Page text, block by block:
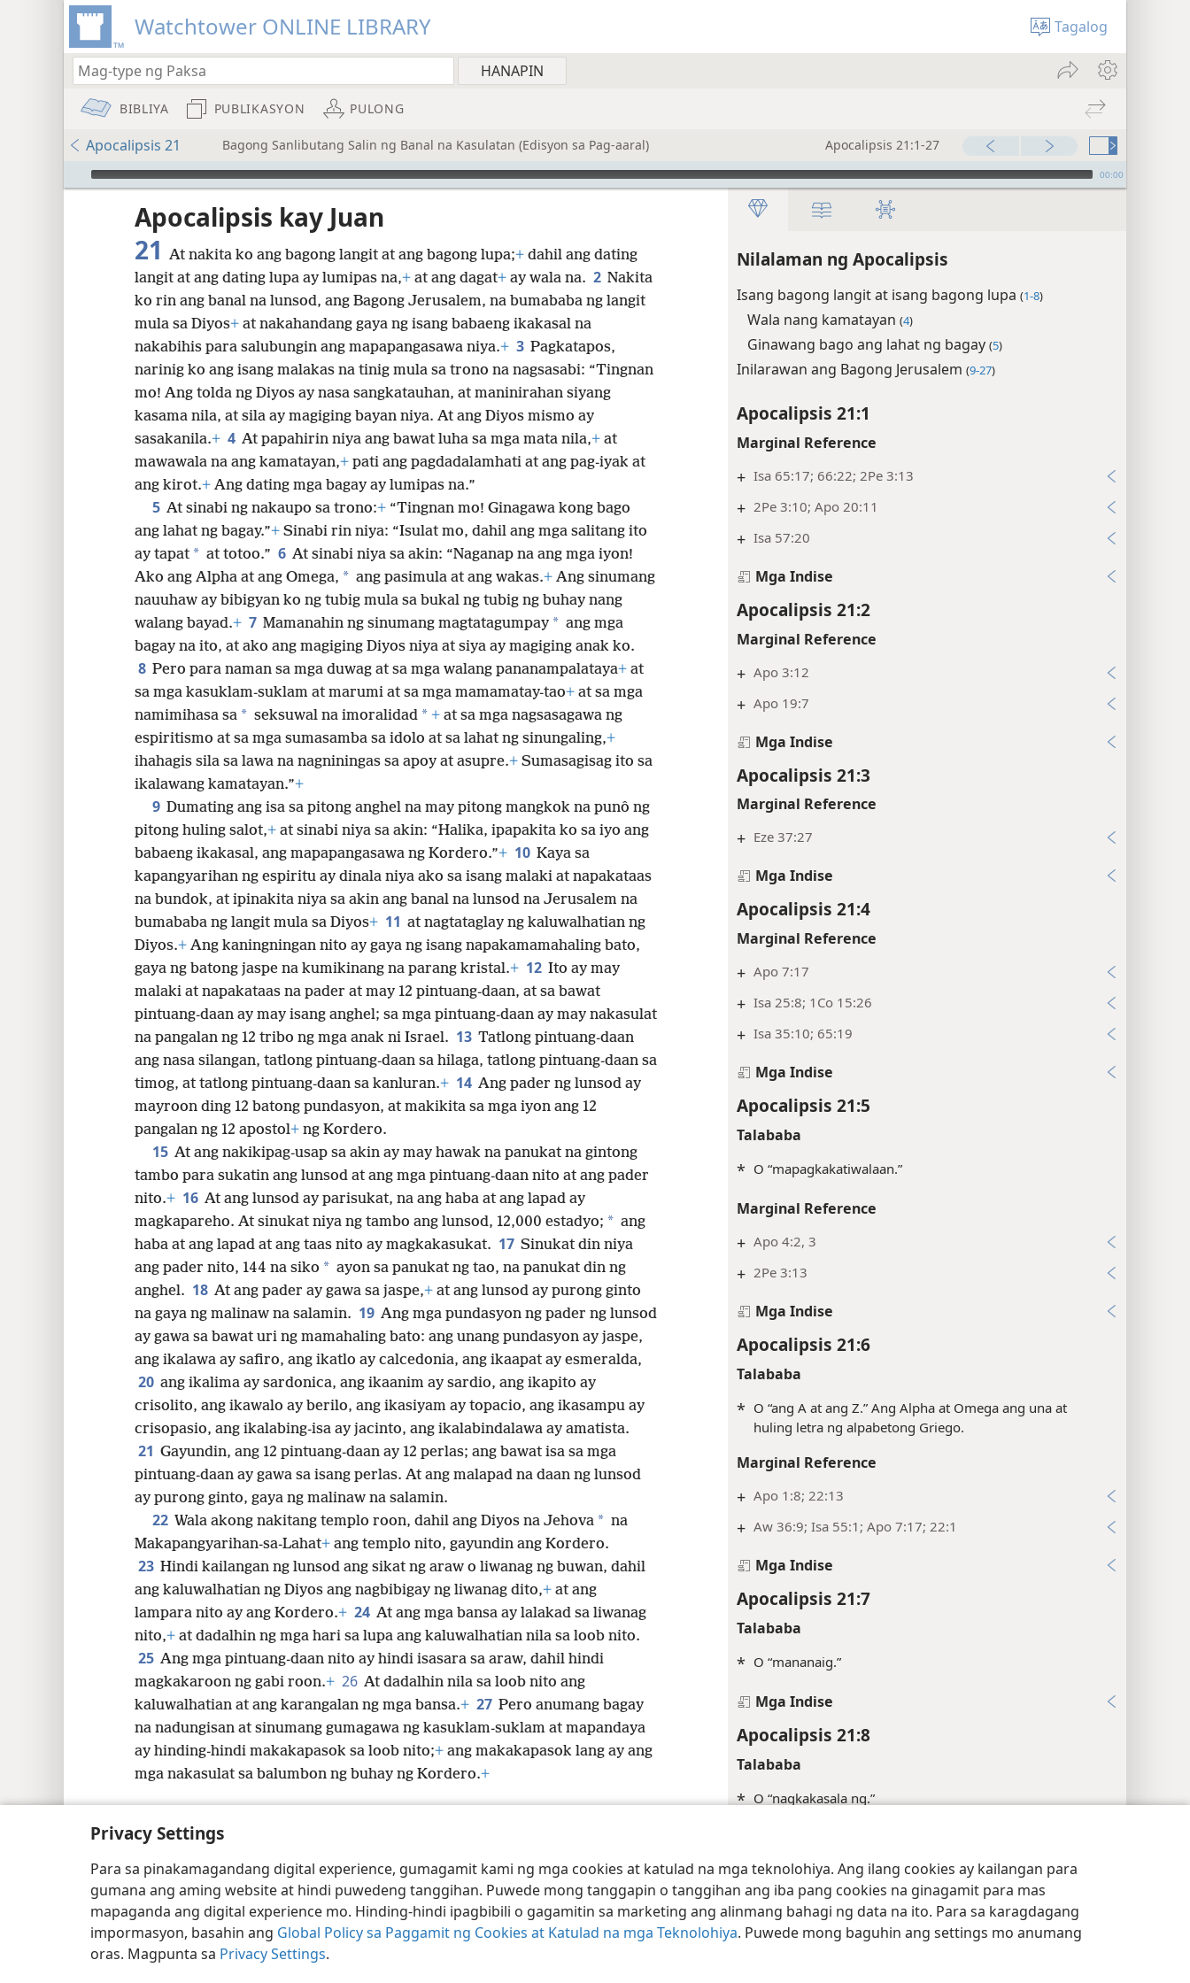
Privacy Settings
Para sa pinakamagandang digital experience, gumagamit kami ng mga cookies at katulad na mga teknolohiya. Ang ilang cookies ay kailangan para
gumana ang aming website at hindi puwedeng tanggihan. Puwede mong tanggapin o tanggihan ang iba pang cookies na ginagamit para mas
mapaganda ang digital experience mo. Hinding-hindi ipagbibili o gagamitin sa marketing ang alinmang bahagi ng data na ito. Para sa karagdagang
impormasyon, basahin ang Global Policy sa Paggamit ng Cookies at Katulad na mga Teknolohiya. Puwede mong baguhin ang settings mo anumang
oras. Magpunta sa Privacy Settings.
Watchtower ONLINE LIBRARY Tagalog
BIBLIYA PUBLIKASYON PULONG
Apocalipsis 21 Bagong Sanlibutang Salin ng Banal na Kasulatan (Edisyon sa Pag-aaral) Apocalipsis 21:1-27
Audio Player 00:00
Nilalaman ng Apocalipsis
Isang bagong langit at isang bagong lupa (1-8)
Wala nang kamatayan (4)
Ginawang bago ang lahat ng bagay (5)
Inilarawan ang Bagong Jerusalem (9-27)
Apocalipsis 21:1
Marginal Reference
+ Isa 65:17; 66:22; 2Pe 3:13
+ 2Pe 3:10; Apo 20:11
+ Isa 57:20
Mga Indise
Apocalipsis 21:2
Marginal Reference
+ Apo 3:12
+ Apo 19:7
Mga Indise
Apocalipsis 21:3
Marginal Reference
+ Eze 37:27
Mga Indise
Apocalipsis 21:4
Marginal Reference
+ Apo 7:17
+ Isa 25:8; 1Co 15:26
+ Isa 35:10; 65:19
Mga Indise
Apocalipsis 21:5
Talababa
* O “mapagkakatiwalaan.”
Marginal Reference
+ Apo 4:2, 3
+ 2Pe 3:13
Mga Indise
Apocalipsis 21:6
Talababa
* O “ang A at ang Z.” Ang Alpha at Omega ang una at
huling letra ng alpabetong Griego.
Marginal Reference
+ Apo 1:8; 22:13
+ Aw 36:9; Isa 55:1; Apo 7:17; 22:1
Mga Indise
Apocalipsis 21:7
Talababa
* O “mananaig.”
Mga Indise
Apocalipsis 21:8
Talababa
* O “nagkakasala ng.”
Marginal Reference
+ 1Ju 5:10
+ 1Ju 3:15
Apocalipsis kay Juan
21 At nakita ko ang bagong langit at ang bagong lupa;+ dahil ang dating
langit at ang dating lupa ay lumipas na,+ at ang dagat+ ay wala na. 2 Nakita
ko rin ang banal na lunsod, ang Bagong Jerusalem, na bumababa ng langit
mula sa Diyos+ at nakahandang gaya ng isang babaeng ikakasal na
nakabihis para salubungin ang mapapangasawa niya.+ 3 Pagkatapos,
narinig ko ang isang malakas na tinig mula sa trono na nagsasabi: “Tingnan
mo! Ang tolda ng Diyos ay nasa sangkatauhan, at maninirahan siyang
kasama nila, at sila ay magiging bayan niya. At ang Diyos mismo ay
sasakanila.+ 4 At papahirin niya ang bawat luha sa mga mata nila,+ at
mawawala na ang kamatayan,+ pati ang pagdadalamhati at ang pag-iyak at
ang kirot.+ Ang dating mga bagay ay lumipas na.”
5 At sinabi ng nakaupo sa trono:+ “Tingnan mo! Ginagawa kong bago
ang lahat ng bagay.”+ Sinabi rin niya: “Isulat mo, dahil ang mga salitang ito
ay tapat * at totoo.” 6 At sinabi niya sa akin: “Naganap na ang mga iyon!
Ako ang Alpha at ang Omega, * ang pasimula at ang wakas.+ Ang sinumang
nauuhaw ay bibigyan ko ng tubig mula sa bukal ng tubig ng buhay nang
walang bayad.+ 7 Mamanahin ng sinumang magtatagumpay * ang mga
bagay na ito, at ako ang magiging Diyos niya at siya ay magiging anak ko.
8 Pero para naman sa mga duwag at sa mga walang pananampalataya+ at
sa mga kasuklam-suklam at marumi at sa mga mamamatay-tao+ at sa mga
namimihasa sa * seksuwal na imoralidad * + at sa mga nagsasagawa ng
espiritismo at sa mga sumasamba sa idolo at sa lahat ng sinungaling,+
ihahagis sila sa lawa na nagniningas sa apoy at asupre.+ Sumasagisag ito sa
ikalawang kamatayan.”+
9 Dumating ang isa sa pitong anghel na may pitong mangkok na punô ng
pitong huling salot,+ at sinabi niya sa akin: “Halika, ipapakita ko sa iyo ang
babaeng ikakasal, ang mapapangasawa ng Kordero.”+ 10 Kaya sa
kapangyarihan ng espiritu ay dinala niya ako sa isang malaki at napakataas
na bundok, at ipinakita niya sa akin ang banal na lunsod na Jerusalem na
bumababa ng langit mula sa Diyos+ 11 at nagtataglay ng kaluwalhatian ng
Diyos.+ Ang kaningningan nito ay gaya ng isang napakamamahaling bato,
gaya ng batong jaspe na kumikinang na parang kristal.+ 12 Ito ay may
malaki at napakataas na pader at may 12 pintuang-daan, at sa bawat
pintuang-daan ay may isang anghel; sa mga pintuang-daan ay may nakasulat
na pangalan ng 12 tribo ng mga anak ni Israel. 13 Tatlong pintuang-daan
ang nasa silangan, tatlong pintuang-daan sa hilaga, tatlong pintuang-daan sa
timog, at tatlong pintuang-daan sa kanluran.+ 14 Ang pader ng lunsod ay
mayroon ding 12 batong pundasyon, at makikita sa mga iyon ang 12
pangalan ng 12 apostol+ ng Kordero.
15 At ang nakikipag-usap sa akin ay may hawak na panukat na gintong
tambo para sukatin ang lunsod at ang mga pintuang-daan nito at ang pader
nito.+ 16 At ang lunsod ay parisukat, na ang haba at ang lapad ay
magkapareho. At sinukat niya ng tambo ang lunsod, 12,000 estadyo; * ang
haba at ang lapad at ang taas nito ay magkakasukat. 17 Sinukat din niya
ang pader nito, 144 na siko * ayon sa panukat ng tao, na panukat din ng
anghel. 18 At ang pader ay gawa sa jaspe,+ at ang lunsod ay purong ginto
na gaya ng malinaw na salamin. 19 Ang mga pundasyon ng pader ng lunsod
ay gawa sa bawat uri ng mamahaling bato: ang unang pundasyon ay jaspe,
ang ikalawa ay safiro, ang ikatlo ay calcedonia, ang ikaapat ay esmeralda,
20 ang ikalima ay sardonica, ang ikaanim ay sardio, ang ikapito ay
crisolito, ang ikawalo ay berilo, ang ikasiyam ay topacio, ang ikasampu ay
crisopasio, ang ikalabing-isa ay jacinto, ang ikalabindalawa ay amatista.
21 Gayundin, ang 12 pintuang-daan ay 12 perlas; ang bawat isa sa mga
pintuang-daan ay gawa sa isang perlas. At ang malapad na daan ng lunsod
ay purong ginto, gaya ng malinaw na salamin.
22 Wala akong nakitang templo roon, dahil ang Diyos na Jehova * na
Makapangyarihan-sa-Lahat+ ang templo nito, gayundin ang Kordero.
23 Hindi kailangan ng lunsod ang sikat ng araw o liwanag ng buwan, dahil
ang kaluwalhatian ng Diyos ang nagbibigay ng liwanag dito,+ at ang
lampara nito ay ang Kordero.+ 24 At ang mga bansa ay lalakad sa liwanag
nito,+ at dadalhin ng mga hari sa lupa ang kaluwalhatian nila sa loob nito.
25 Ang mga pintuang-daan nito ay hindi isasara sa araw, dahil hindi
magkakaroon ng gabi roon.+ 26 At dadalhin nila sa loob nito ang
kaluwalhatian at ang karangalan ng mga bansa.+ 27 Pero anumang bagay
na nadungisan at sinumang gumagawa ng kasuklam-suklam at mapandaya
ay hinding-hindi makakapasok sa loob nito;+ ang makakapasok lang ay ang
mga nakasulat sa balumbon ng buhay ng Kordero.+
Copyright© 2026 Watch Tower Bible and Tract Society of Pennsylvania Kasunduan sa Paggamit Patakaran sa Privacy Privacy Settings JW.ORG Mag-Log In